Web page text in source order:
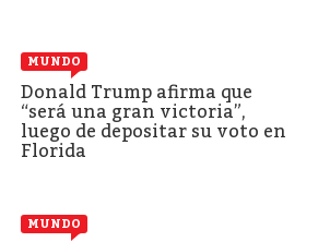
MUNDO
Donald Trump afirma que
“será una gran victoria”,
luego de depositar su voto en
Florida
MUNDO